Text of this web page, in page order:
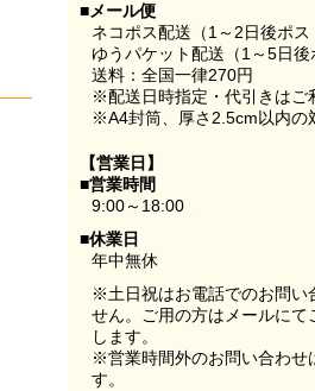
■メール便
ネコポス配送（1～2日後ポ
ゆうパケット配送（1～5日
送料：全国一律270円
※配送日時指定・代引きはご
※A4封筒、厚さ2.5cm以内の
【営業日】
■営業時間
9:00～18:00
■休業日
年中無休
※土日祝はお電話でのお問い
せん。ご用の方はメールに
します。
※営業時間外のお問い合わせ
す。